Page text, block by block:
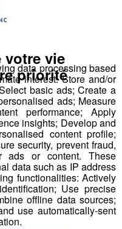
data processing based
interest: Store and/or
basic ads; Create a
ads; Measure
performance; Apply
insights; Develop and
content profile;
security, prevent fraud,
ads or content. These
data such as IP address
functionalities: Actively
Use precise
offline data sources;
use automatically-sent
votre vie
priorité